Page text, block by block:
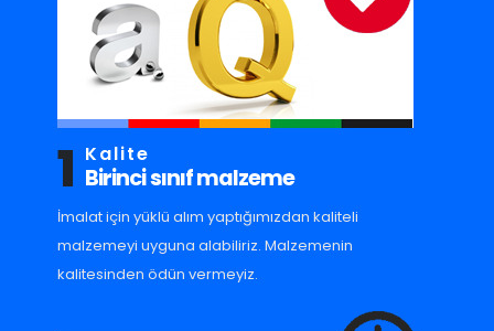
1 Kalite
Birinci sınıf malzeme
İmalat için yüklü alım yaptığımızdan kaliteli
malzemeyi uyguna alabiliriz. Malzemenin
kalitesinden ödün vermeyiz.